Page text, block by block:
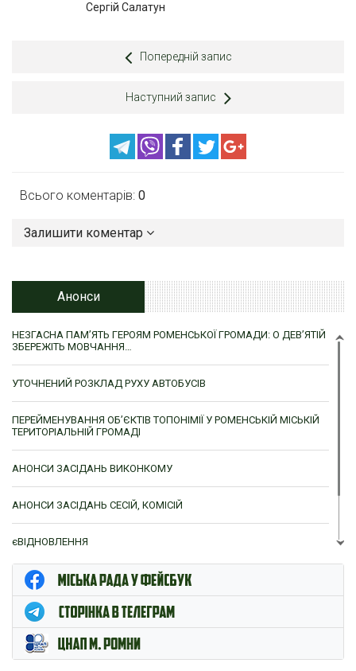
Сергій Салатун
Попередній запис
Наступний запис
Всього коментарів: 0
Залишити коментар
Анонси
НЕЗГАСНА ПАМ’ЯТЬ ГЕРОЯМ РОМЕНСЬКОЇ ГРОМАДИ: О ДЕВ’ЯТІЙ
ЗБЕРЕЖІТЬ МОВЧАННЯ…
УТОЧНЕНИЙ РОЗКЛАД РУХУ АВТОБУСІВ
ПЕРЕЙМЕНУВАННЯ ОБ’ЄКТІВ ТОПОНІМІЇ У РОМЕНСЬКІЙ МІСЬКІЙ
ТЕРИТОРІАЛЬНІЙ ГРОМАДІ
АНОНСИ ЗАСІДАНЬ ВИКОНКОМУ
АНОНСИ ЗАСІДАНЬ СЕСІЙ, КОМІСІЙ
єВІДНОВЛЕННЯ
ЦНАП м. Ромни